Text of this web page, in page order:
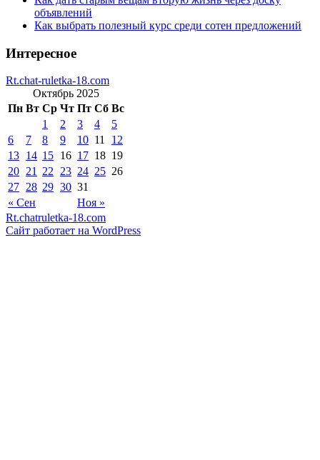
объявлений
Как выбрать полезный курс среди сотен предложений
Интересное
Rt.chat-ruletka-18.com
Октябрь 2025
Пн Вт Ср Чт Пт Сб Вс
« Сен Ноя »
1 2 3 4
5
6
7 8 9 10 11
12
13 14 15 16 17 18 19
20 21 22 23 24 25 26
27 28 29 30 31
Rt.chatruletka-18.com
Сайт работает на WordPress